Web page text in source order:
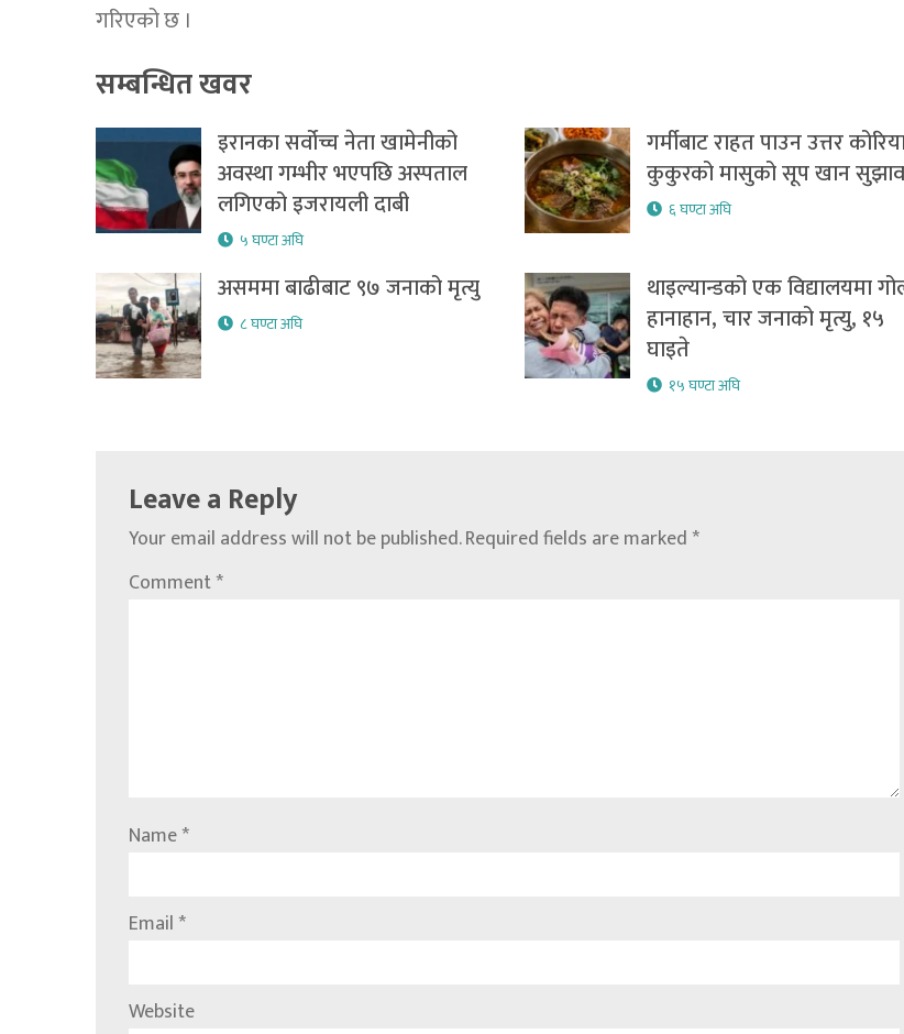
गरिएको छ ।
सम्बन्धित खवर
इरानका सर्वोच्च नेता खामेनीको
अवस्था गम्भीर भएपछि अस्पताल
लगिएको इजरायली दाबी
५ घण्टा अघि
गर्मीबाट राहत पाउन उत्तर
कुकुरको मासुको सूप खान सुझाव
६ घण्टा अघि
असममा बाढीबाट ९७ जनाको मृत्यु
८ घण्टा अघि
थाइल्यान्डको एक विद्यालयमा
हानाहान, चार जनाको मृत्यु, १५
घाइते
१५ घण्टा अघि
Leave a Reply
Your email address will not be published.Required fields are marked*
Comment*
Name*
Email*
Website